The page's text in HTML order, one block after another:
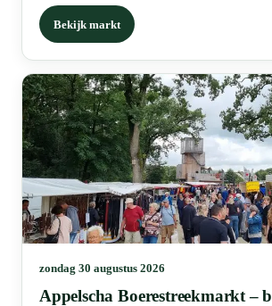
Bekijk markt
zondag 30 augustus 2026
Appelscha Boerestreekmarkt –